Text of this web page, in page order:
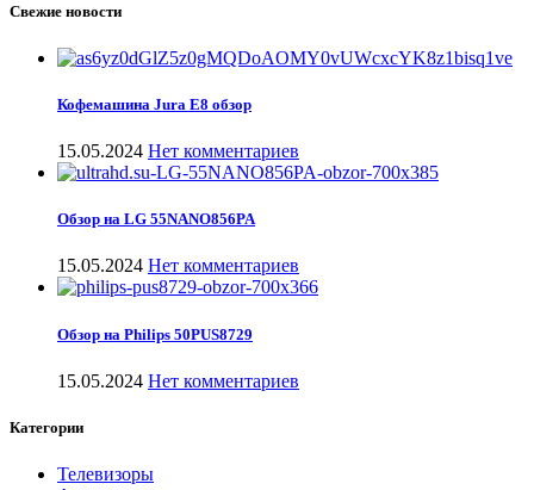
Свежие новости
Кофемашина Jura E8 обзор
15.05.2024 Нет комментариев
Обзор на LG 55NANO856PA
15.05.2024 Нет комментариев
Обзор на Philips 50PUS8729
15.05.2024 Нет комментариев
Категории
Телевизоры